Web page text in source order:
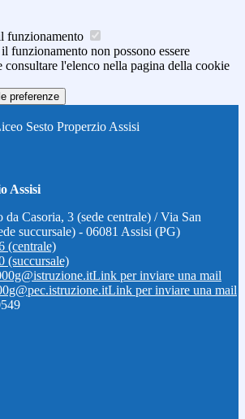
funzionamento
funzionamento non possono essere
l'elenco nella pagina della cookie
preferenze
Sesto Properzio Assisi
Assisi
Casoria, 3 (sede centrale) / Via San
succursale) - 06081 Assisi (PG)
(centrale)
(succursale)
Link per inviare una mail
Link per inviare una mail